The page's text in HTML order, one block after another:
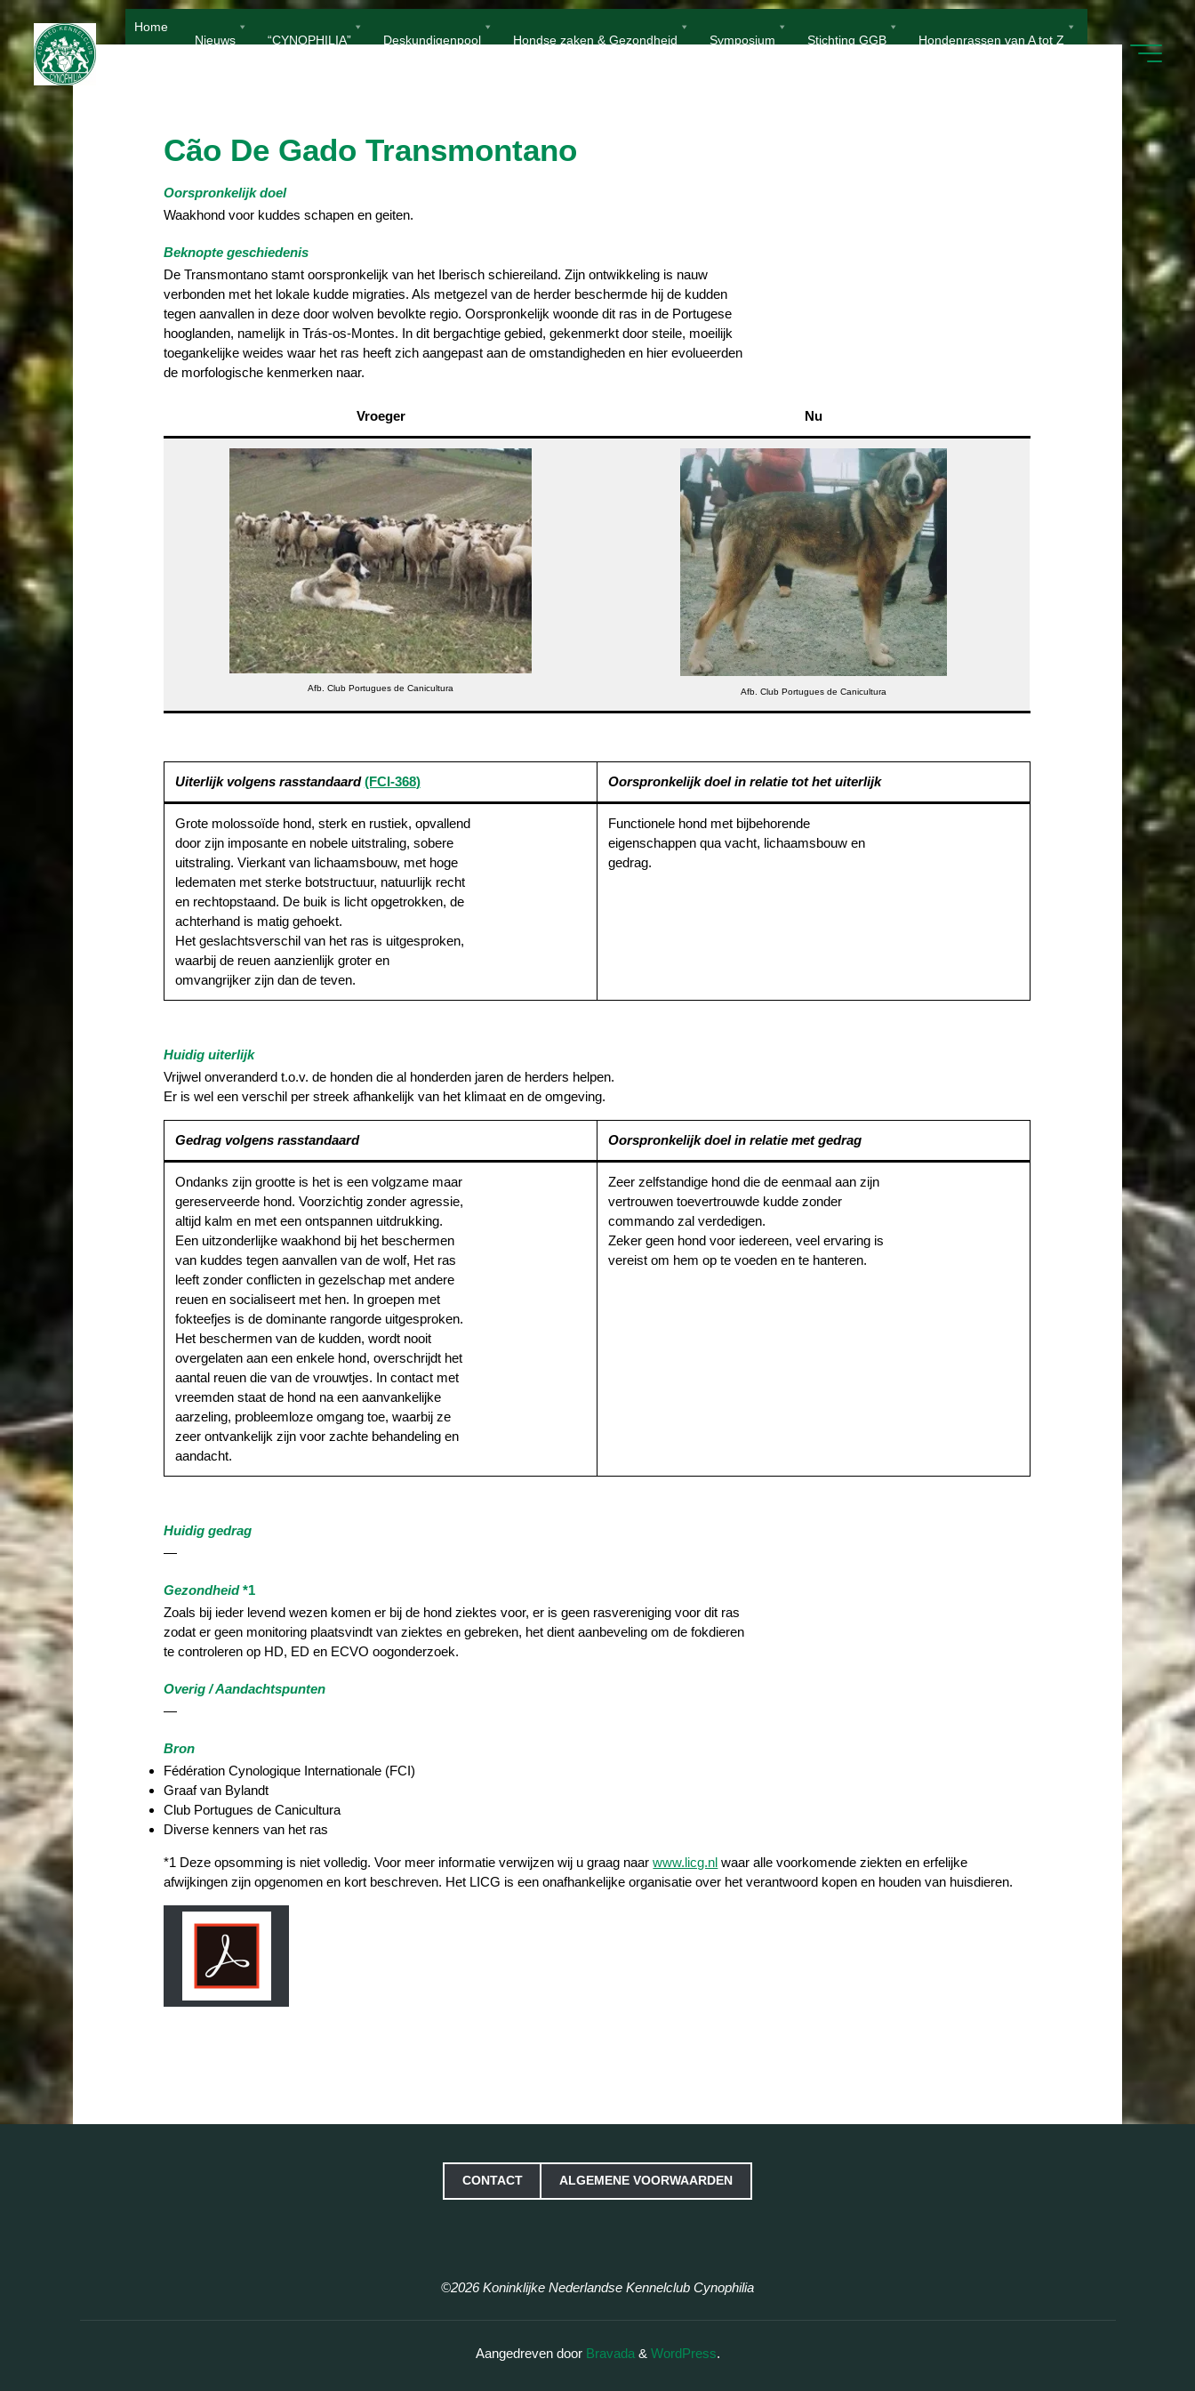
naar
de
inhoud
Home
Nieuws
“CYNOPHILIA” Deskundigenpool Hondse zaken & Gezondheid Symposium Stichting GGB Hondenrassen van A tot Z
Cão De Gado Transmontano
Oorspronkelijk doel
Waakhond voor kuddes schapen en geiten.
Beknopte geschiedenis
De Transmontano stamt oorspronkelijk van het Iberisch schiereiland. Zijn ontwikkeling is nauw
verbonden met het lokale kudde migraties. Als metgezel van de herder beschermde hij de kudden
tegen aanvallen in deze door wolven bevolkte regio. Oorspronkelijk woonde dit ras in de Portugese
hooglanden, namelijk in Trás-os-Montes. In dit bergachtige gebied, gekenmerkt door steile, moeilijk
toegankelijke weides waar het ras heeft zich aangepast aan de omstandigheden en hier evolueerden
de morfologische kenmerken naar.
Vroeger Nu
Afb. Club Portugues de Canicultura Afb. Club Portugues de Canicultura
Uiterlijk volgens rasstandaard(FCI-368) Oorspronkelijk doel in relatie tot het uiterlijk
Grote molossoïde hond, sterk en rustiek, opvallend
door zijn imposante en nobele uitstraling, sobere
uitstraling. Vierkant van lichaamsbouw, met hoge
ledematen met sterke botstructuur, natuurlijk recht
en rechtopstaand. De buik is licht opgetrokken, de
achterhand is matig gehoekt.
Het geslachtsverschil van het ras is uitgesproken,
waarbij de reuen aanzienlijk groter en
omvangrijker zijn dan de teven.
Functionele hond met bijbehorende
eigenschappen qua vacht, lichaamsbouw en
gedrag.
Huidig uiterlijk
Vrijwel onveranderd t.o.v. de honden die al honderden jaren de herders helpen.
Er is wel een verschil per streek afhankelijk van het klimaat en de omgeving.
Gedrag volgens rasstandaard Oorspronkelijk doel in relatie met gedrag
Ondanks zijn grootte is het is een volgzame maar
gereserveerde hond. Voorzichtig zonder agressie,
altijd kalm en met een ontspannen uitdrukking.
Een uitzonderlijke waakhond bij het beschermen
van kuddes tegen aanvallen van de wolf, Het ras
leeft zonder conflicten in gezelschap met andere
reuen en socialiseert met hen. In groepen met
fokteefjes is de dominante rangorde uitgesproken.
Het beschermen van de kudden, wordt nooit
overgelaten aan een enkele hond, overschrijdt het
aantal reuen die van de vrouwtjes. In contact met
vreemden staat de hond na een aanvankelijke
aarzeling, probleemloze omgang toe, waarbij ze
zeer ontvankelijk zijn voor zachte behandeling en
aandacht.
Zeer zelfstandige hond die de eenmaal aan zijn
vertrouwen toevertrouwde kudde zonder
commando zal verdedigen.
Zeker geen hond voor iedereen, veel ervaring is
vereist om hem op te voeden en te hanteren.
Huidig gedrag
—
Gezondheid*1
Zoals bij ieder levend wezen komen er bij de hond ziektes voor, er is geen rasvereniging voor dit ras
zodat er geen monitoring plaatsvindt van ziektes en gebreken, het dient aanbeveling om de fokdieren
te controleren op HD, ED en ECVO oogonderzoek.
Overig / Aandachtspunten
—
Bron
Fédération Cynologique Internationale (FCI)
Graaf van Bylandt
Club Portugues de Canicultura
Diverse kenners van het ras
*1 Deze opsomming is niet volledig. Voor meer informatie verwijzen wij u graag naarwww.licg.nl waar alle voorkomende ziekten en erfelijke
afwijkingen zijn opgenomen en kort beschreven. Het LICG is een onafhankelijke organisatie over het verantwoord kopen en houden van huisdieren.
CONTACT ALGEMENE VOORWAARDEN
©2026 Koninklijke Nederlandse Kennelclub Cynophilia
Aangedreven doorBravada & WordPress.